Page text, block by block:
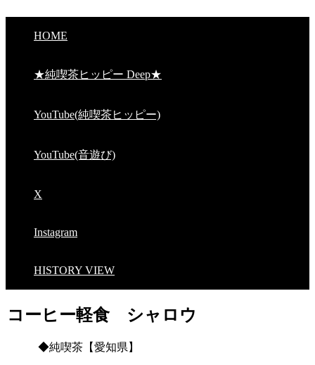
HOME
★純喫茶ヒッピー Deep★
YouTube(純喫茶ヒッピー)
YouTube(音遊び)
X
Instagram
HISTORY VIEW
コーヒー軽食 シャロウ
◆純喫茶【愛知県】